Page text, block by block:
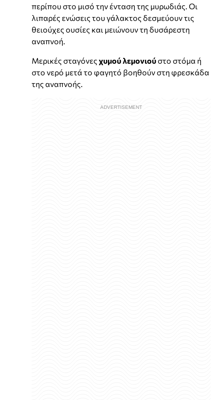
περίπου στο μισό την ένταση της μυρωδιάς. Οι
λιπαρές ενώσεις του γάλακτος δεσμεύουν τις
θειούχες ουσίες και μειώνουν τη δυσάρεστη
αναπνοή.
Μερικές σταγόνες χυμού λεμονιούστο στόμα ή
στο νερό μετά το φαγητό βοηθούν στη φρεσκάδα
της αναπνοής.